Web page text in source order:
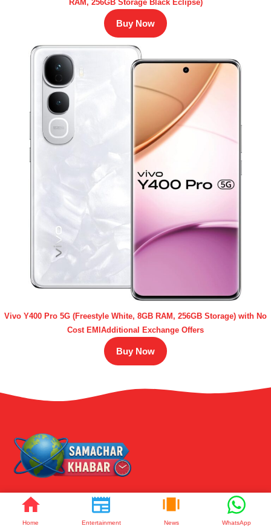
Home Entertainment News WhatsApp
RAM, 256GB Storage Black Eclipse)
Buy Now
Vivo Y400 Pro 5G (Freestyle White, 8GB RAM, 256GB Storage) with No
Cost EMIAdditional Exchange Offers
Buy Now
समाचार ख़बर - शिक्षा, सरकारी नौकरी, ऑटोमोबाइल, स्वास्थ्य, राजनीति, और टेक,